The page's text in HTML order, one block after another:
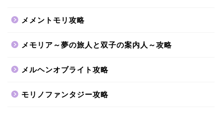
メメントモリ攻略
メモリア～夢の旅人と双子の案内人～攻略
メルヘンオブライト攻略
モリノファンタジー攻略